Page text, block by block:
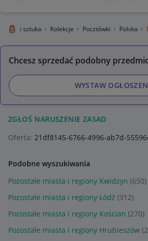
i sztuka Kolekcje Pocztówki Polska
Chcesz sprzedać podobny
WYSTAW
ZGŁOŚ NARUSZENIE ZASAD
Oferta: 21df8145-6766-4996-ab7d-
Podobne wyszukiwania
Pozostałe miasta i regiony Kwidzyn (650)
Pozostałe miasta i regiony Łódź (312)
Pozostałe miasta i regiony Kościan (270)
Pozostałe miasta i regiony Hrubieszów